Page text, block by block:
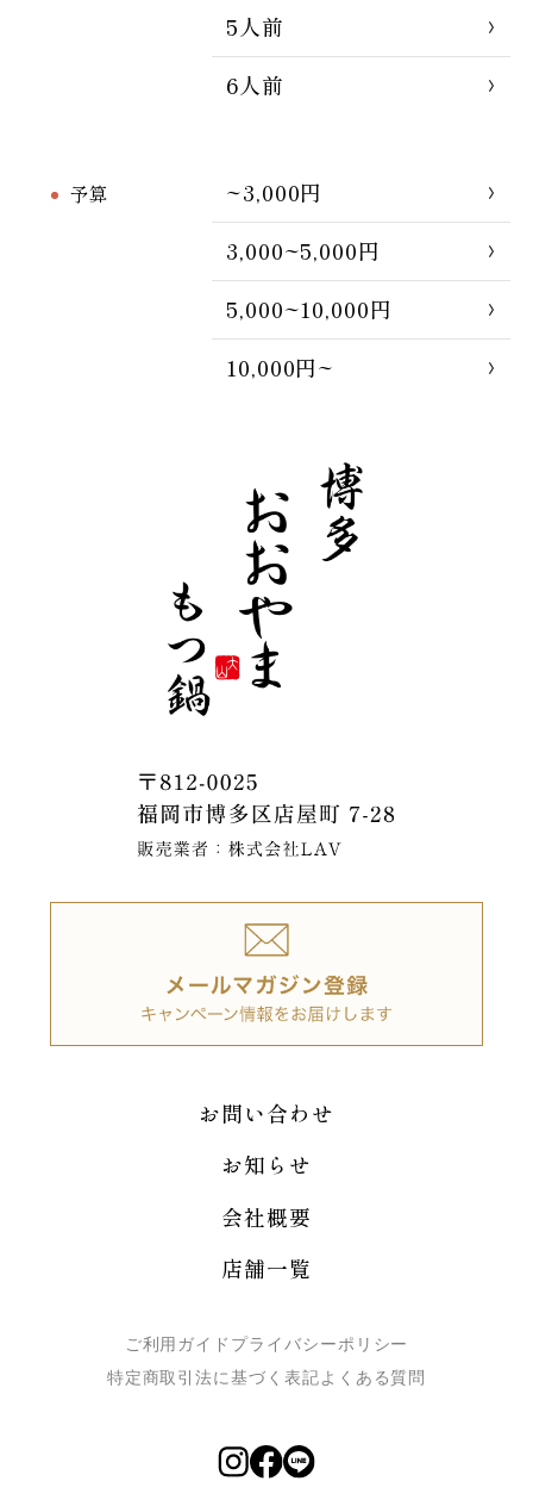
5人前
6人前
予算
~3,000円
3,000~5,000円
5,000~10,000円
10,000円~
お問い合わせ
お知らせ
会社概要
店舗一覧
ご利用ガイド プライバシーポリシー
特定商取引法に基づく表記よくある質問